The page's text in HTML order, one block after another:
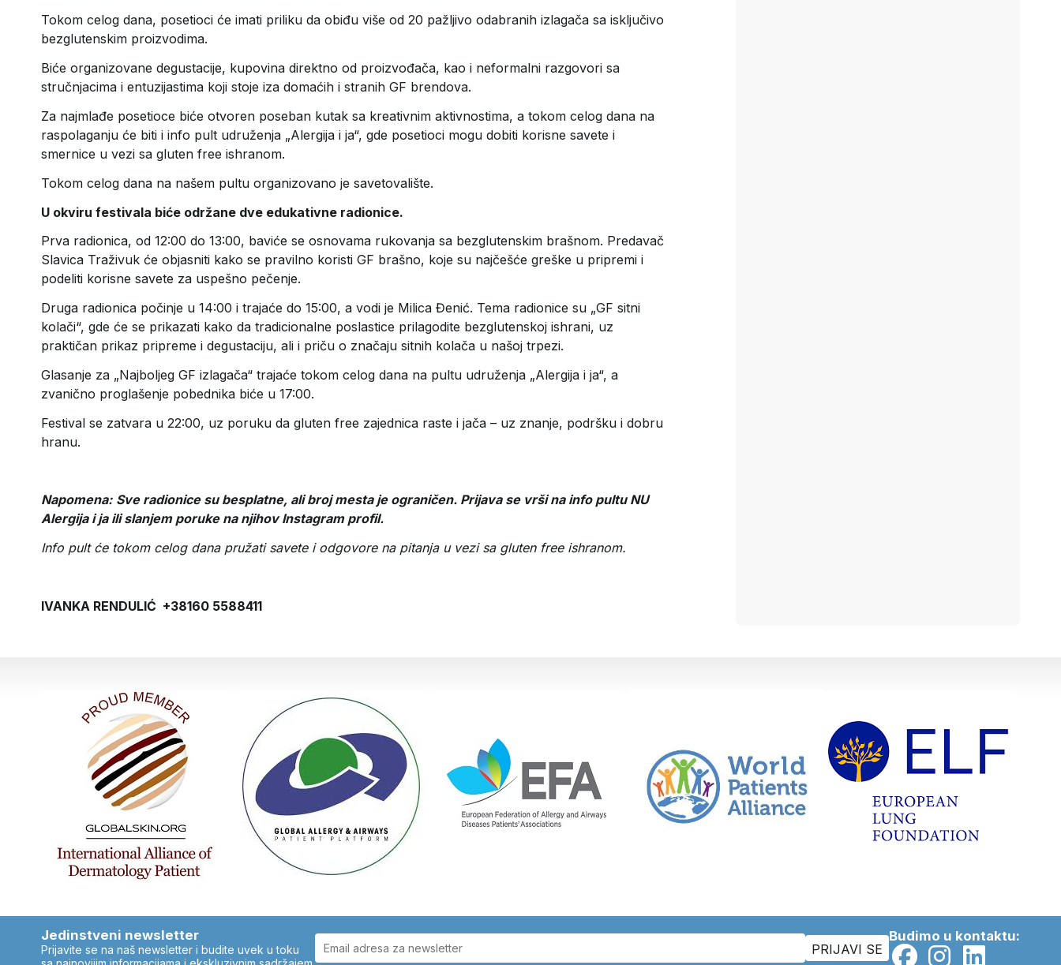
Tokom celog dana, posetioci će imati priliku da obiđu više od 20 pažljivo odabranih izlagača sa isključivo
bezglutenskim proizvodima.
Biće organizovane degustacije, kupovina direktno od proizvođača, kao i neformalni razgovori sa
stručnjacima i entuzijastima koji stoje iza domaćih i stranih GF brendova.
Za najmlađe posetioce biće otvoren poseban kutak sa kreativnim aktivnostima, a tokom celog dana na
raspolaganju će biti i info pult udruženja „Alergija i ja“, gde posetioci mogu dobiti korisne savete i
smernice u vezi sa gluten free ishranom.
Tokom celog dana na našem pultu organizovano je savetovalište.
U okviru festivala biće održane dve edukativne radionice.
Prva radionica, od 12:00 do 13:00, baviće se osnovama rukovanja sa bezglutenskim brašnom. Predavač
Slavica Traživuk će objasniti kako se pravilno koristi GF brašno, koje su najčešće greške u pripremi i
podeliti korisne savete za uspešno pečenje.
Druga radionica počinje u 14:00 i trajaće do 15:00, a vodi je Milica Đenić. Tema radionice su „GF sitni
kolači“, gde će se prikazati kako da tradicionalne poslastice prilagodite bezglutenskoj ishrani, uz
praktičan prikaz pripreme i degustaciju, ali i priču o značaju sitnih kolača u našoj trpezi.
Glasanje za „Najboljeg GF izlagača“ trajaće tokom celog dana na pultu udruženja „Alergija i ja“, a
zvanično proglašenje pobednika biće u 17:00.
Festival se zatvara u 22:00, uz poruku da gluten free zajednica raste i jača – uz znanje, podršku i dobru
hranu.
Napomena: Sve radionice su besplatne, ali broj mesta je ograničen. Prijava se vrši na info pultu NU
Alergija i ja ili slanjem poruke na njihov Instagram profil.
Info pult će tokom celog dana pružati savete i odgovore na pitanja u vezi sa gluten free ishranom.
IVANKA RENDULIĆ +38160 5588411
Jedinstveni newsletter
Prijavite se na naš newsletter i budite uvek u toku
Budimo u kontaktu: